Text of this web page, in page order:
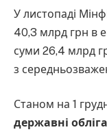
У листопаді
40,3 млрд грн в
суми 26,4 млрд
з
Станом на 1
державні